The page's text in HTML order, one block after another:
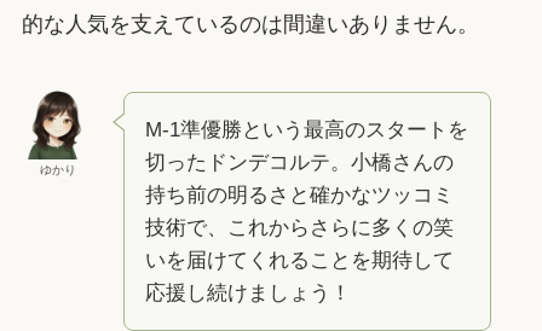
的な人気を支えているのは間違いありません。
ゆかり
M-1準優勝という最高のスタートを
切ったドンデコルテ。小橋さんの
持ち前の明るさと確かなツッコミ
技術で、これからさらに多くの笑
いを届けてくれることを期待して
応援し続けましょう！